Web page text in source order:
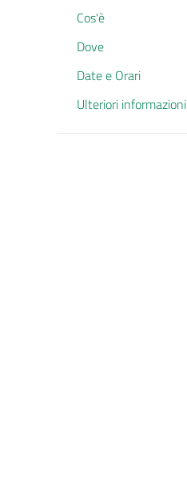
Cos'è
Dove
Date e Orari
Ulteriori informazioni